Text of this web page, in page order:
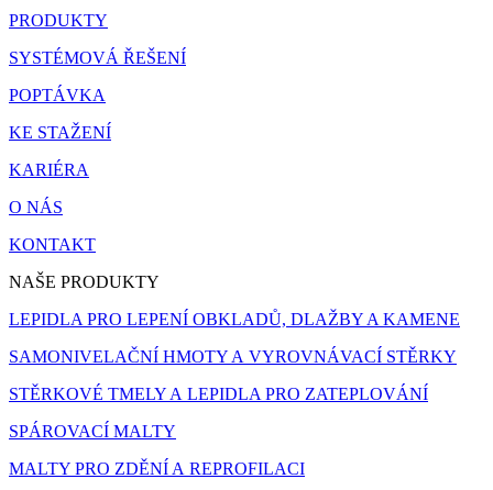
PRODUKTY
SYSTÉMOVÁ ŘEŠENÍ
POPTÁVKA
KE STAŽENÍ
KARIÉRA
O NÁS
KONTAKT
NAŠE PRODUKTY
LEPIDLA PRO LEPENÍ OBKLADŮ, DLAŽBY A KAMENE
SAMONIVELAČNÍ HMOTY A VYROVNÁVACÍ STĚRKY
STĚRKOVÉ TMELY A LEPIDLA PRO ZATEPLOVÁNÍ
SPÁROVACÍ MALTY
MALTY PRO ZDĚNÍ A REPROFILACI